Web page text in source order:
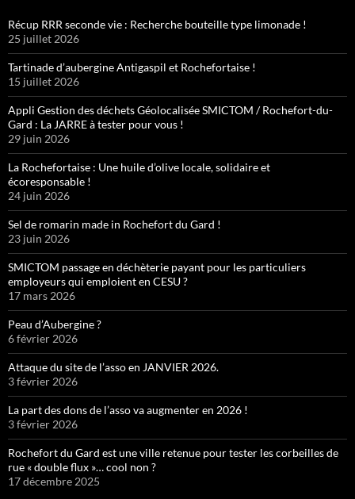
Récup RRR seconde vie : Recherche bouteille type limonade !
25 juillet 2026
Tartinade d’aubergine Antigaspil et Rochefortaise !
15 juillet 2026
Appli Gestion des déchets Géolocalisée SMICTOM / Rochefort-du-
Gard : La JARRE à tester pour vous !
29 juin 2026
La Rochefortaise : Une huile d’olive locale, solidaire et
écoresponsable !
24 juin 2026
Sel de romarin made in Rochefort du Gard !
23 juin 2026
SMICTOM passage en déchèterie payant pour les particuliers
employeurs qui emploient en CESU ?
17 mars 2026
Peau d’Aubergine ?
6 février 2026
Attaque du site de l’asso en JANVIER 2026.
3 février 2026
La part des dons de l’asso va augmenter en 2026 !
3 février 2026
Rochefort du Gard est une ville retenue pour tester les corbeilles de
rue « double flux »… cool non ?
17 décembre 2025